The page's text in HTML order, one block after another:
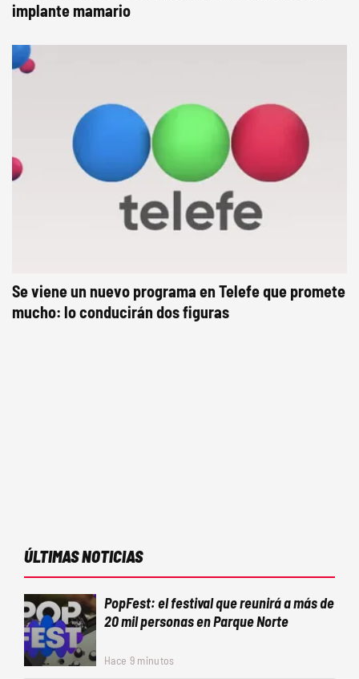
implante mamario
Se viene un nuevo programa en Telefe que promete
mucho: lo conducirán dos figuras
ÚLTIMAS NOTICIAS
PopFest: el festival que reunirá a más de
20 mil personas en Parque Norte
Hace 9 minutos